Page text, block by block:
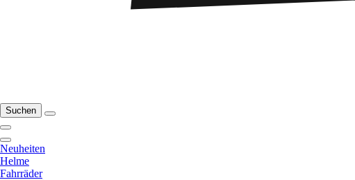
Suchen
Neuheiten
Helme
Fahrräder